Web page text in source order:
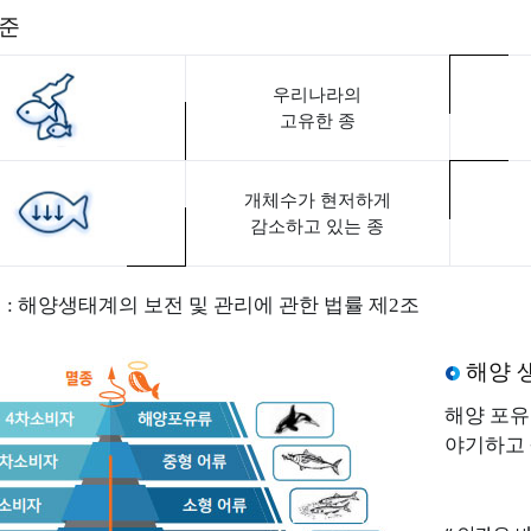
우리나라의
고유한 종
개체수가 현저하게
감소하고 있는 종
: 해양생태계의 보전 및 관리에 관한 법률 제2조
해양
해양 포
야기하고
존뼈 3D 형상
교육센터